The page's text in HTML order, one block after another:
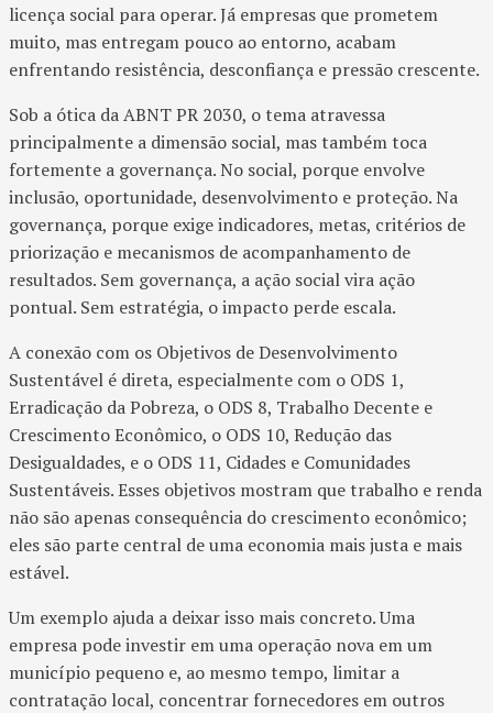
licença social para operar. Já empresas que prometem
muito, mas entregam pouco ao entorno, acabam
enfrentando resistência, desconfiança e pressão crescente.
Sob a ótica da ABNT PR 2030, o tema atravessa
principalmente a dimensão social, mas também toca
fortemente a governança. No social, porque envolve
inclusão, oportunidade, desenvolvimento e proteção. Na
governança, porque exige indicadores, metas, critérios de
priorização e mecanismos de acompanhamento de
resultados. Sem governança, a ação social vira ação
pontual. Sem estratégia, o impacto perde escala.
A conexão com os Objetivos de Desenvolvimento
Sustentável é direta, especialmente com o ODS 1,
Erradicação da Pobreza, o ODS 8, Trabalho Decente e
Crescimento Econômico, o ODS 10, Redução das
Desigualdades, e o ODS 11, Cidades e Comunidades
Sustentáveis. Esses objetivos mostram que trabalho e renda
não são apenas consequência do crescimento econômico;
eles são parte central de uma economia mais justa e mais
estável.
Um exemplo ajuda a deixar isso mais concreto. Uma
empresa pode investir em uma operação nova em um
município pequeno e, ao mesmo tempo, limitar a
contratação local, concentrar fornecedores em outros